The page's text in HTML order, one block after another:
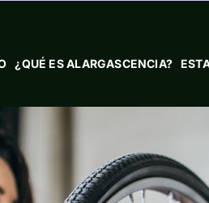
¿QUÉ ES ALARGASCENCIA?